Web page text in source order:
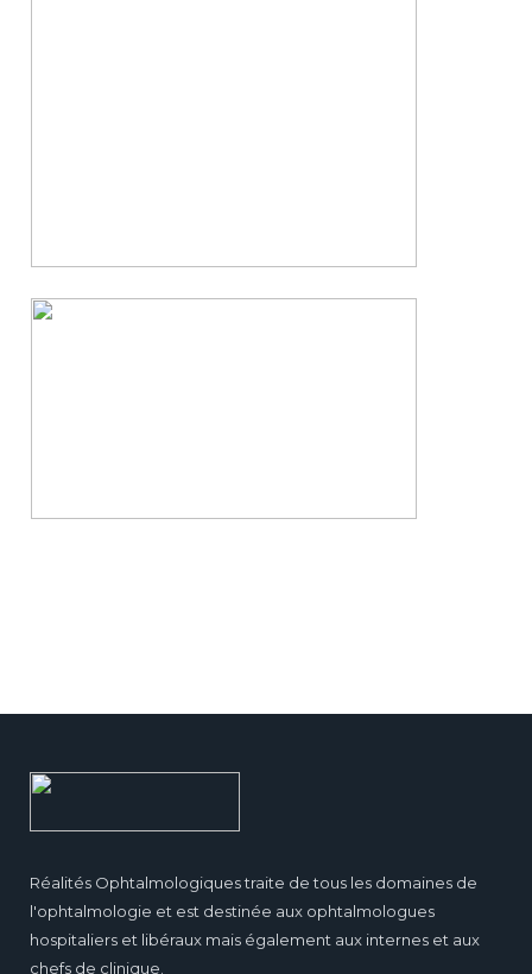
Réalités Ophtalmologiques traite de tous les domaines de
l'ophtalmologie et est destinée aux ophtalmologues
hospitaliers et libéraux mais également aux internes et aux
chefs de clinique.